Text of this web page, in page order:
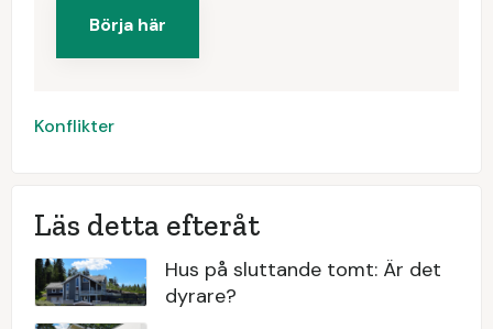
Börja här
Konflikter
Läs detta efteråt
Hus på sluttande tomt: Är det
dyrare?